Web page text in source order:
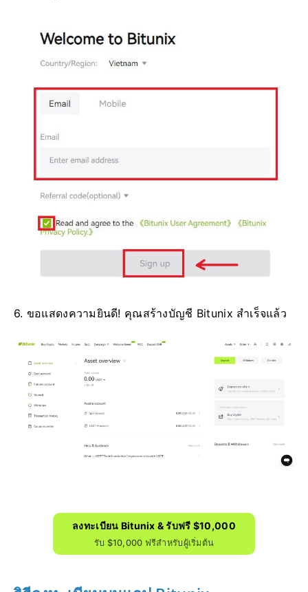
6. ขอแสดงความยินดี! คุณสร้างบัญชี Bitunix สำเร็จแล้ว
ลงทะเบียน Bitunix & รับฟรี $10,000
รับ $10,000 ฟรีสำหรับผู้เริ่มต้น